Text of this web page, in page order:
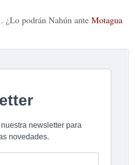
¿Lo podrán Nahún ante Motagua